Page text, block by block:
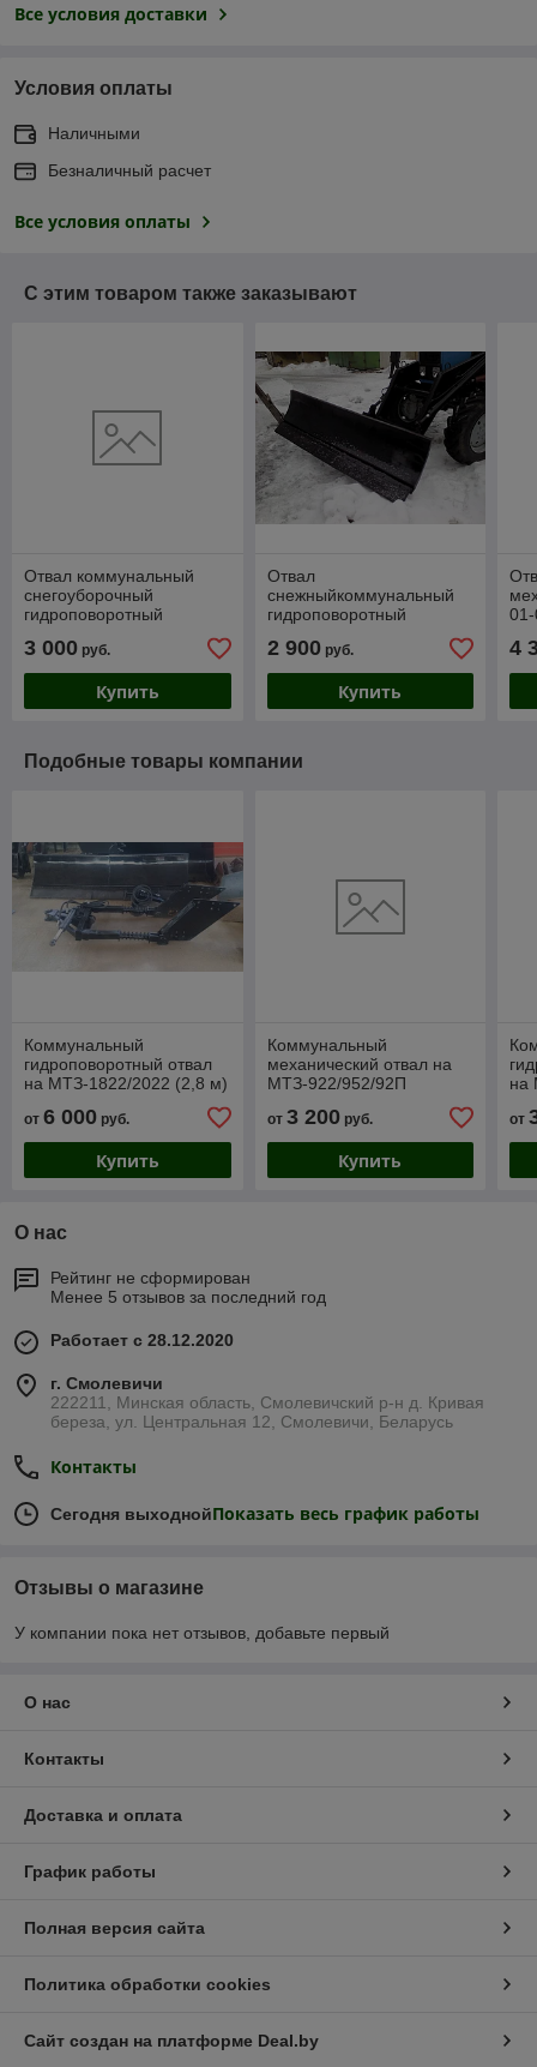
Все условия доставки
Условия оплаты
Наличными
Безналичный расчет
Все условия оплаты
С этим товаром также заказывают
Отвал коммунальный
снегоуборочный
гидроповоротный
3 000 руб.
Купить
Отвал
снежныйкоммунальный
гидроповоротный
ДТМ-01-01-01 к МТЗ-82
2 900руб.
Купить
4
Подобные товары компании
Коммунальный
гидроповоротный отвал
на МТЗ-1822/2022 (2,8 м)
от 6 000 руб.
Купить
Коммунальный
механический отвал на
МТЗ-922/952/92П
от 3 200руб.
Купить
на
от
О нас
Рейтинг не сформирован
Менее 5 отзывов за последний год
Работает с 28.12.2020
г. Смолевичи
222211, Минская область, Смолевичский р-н д. Кривая
береза, ул. Центральная 12, Смолевичи, Беларусь
Контакты
Сегодня выходнойПоказать весь график работы
Отзывы о магазине
У компании пока нет отзывов, добавьте первый
О нас
Контакты
Доставка и оплата
График работы
Полная версия сайта
Политика обработки cookies
Сайт создан на платформе Deal.by